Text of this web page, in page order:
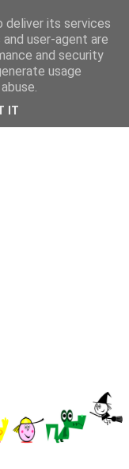
deliver its services
user-agent are
and security
usage
IT